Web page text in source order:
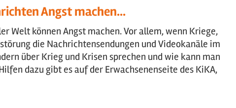
Angst machen...
Welt können Angst machen. Vor allem, wenn Kriege,
die Nachrichtensendungen und Videokanäle im
über Krieg und Krisen sprechen und wie kann man
dazu gibt es auf der Erwachsenenseite des KiKA,